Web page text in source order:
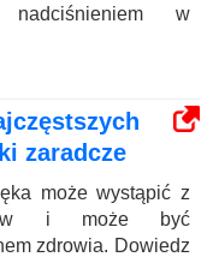
w
zaradcze
może wystąpić z
i może być
zdrowia. Dowiedz